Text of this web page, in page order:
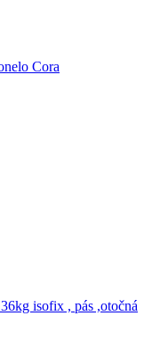
Cora
isofix , pás ,otočná